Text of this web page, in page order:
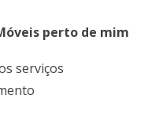
perto de mim
serviços